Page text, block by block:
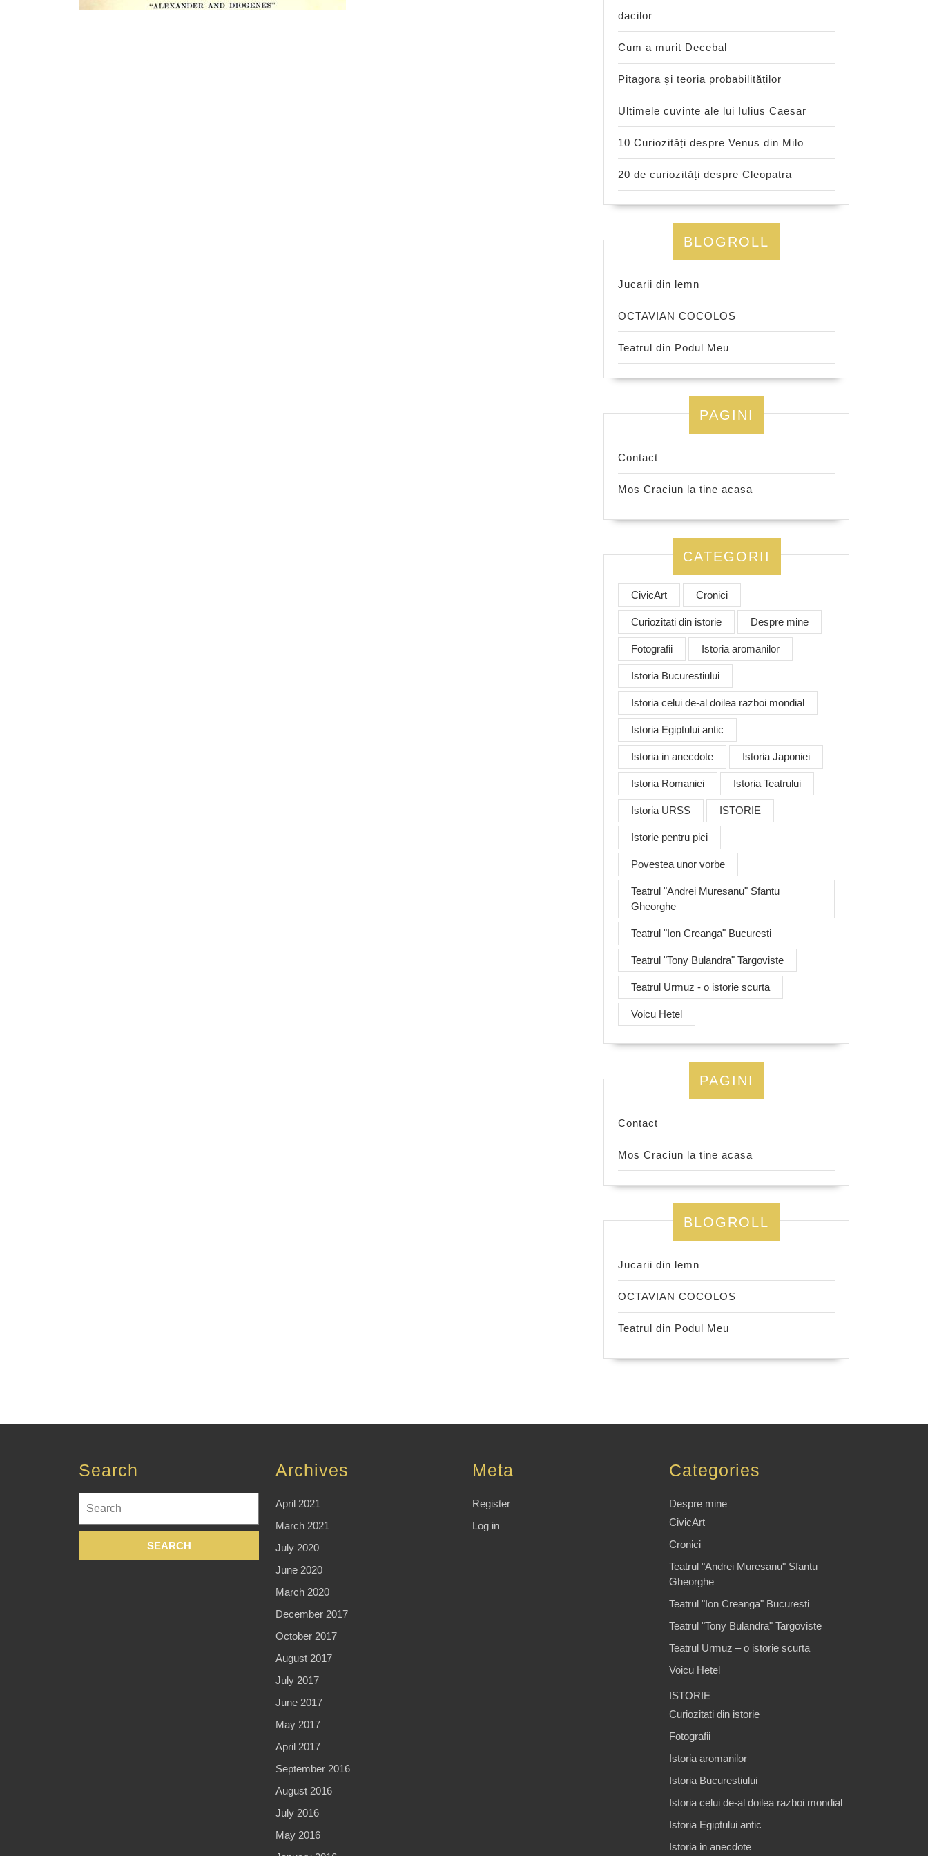
dacilor
Cum a murit Decebal
Pitagora și teoria probabilităților
Ultimele cuvinte ale lui Iulius Caesar
10 Curiozități despre Venus din Milo
20 de curiozități despre Cleopatra
BLOGROLL
Jucarii din lemn
OCTAVIAN COCOLOS
Teatrul din Podul Meu
PAGINI
Contact
Mos Craciun la tine acasa
CATEGORII
CivicArt Cronici
Curiozitati din istorie Despre mine
Fotografii Istoria aromanilor
Istoria Bucurestiului
Istoria celui de-al doilea razboi mondial
Istoria Egiptului antic
Istoria in anecdote Istoria Japoniei
Istoria Romaniei Istoria Teatrului
Istoria URSS ISTORIE
Istorie pentru pici
Povestea unor vorbe
Teatrul "Andrei Muresanu" Sfantu
Gheorghe
Teatrul "Ion Creanga" Bucuresti
Teatrul "Tony Bulandra" Targoviste
Teatrul Urmuz - o istorie scurta
Voicu Hetel
PAGINI
Contact
Mos Craciun la tine acasa
BLOGROLL
Jucarii din lemn
OCTAVIAN COCOLOS
Teatrul din Podul Meu
Search
for:
Archives
April 2021
March 2021
July 2020
June 2020
March 2020
December 2017
October 2017
August 2017
July 2017
June 2017
May 2017
April 2017
September 2016
August 2016
July 2016
May 2016
Meta
Register
Log in
Categories
Despre mine
CivicArt
Cronici
Teatrul "Andrei Muresanu" Sfantu
Gheorghe
Teatrul "Ion Creanga" Bucuresti
Teatrul "Tony Bulandra" Targoviste
Teatrul Urmuz – o istorie scurta
Voicu Hetel
ISTORIE
Curiozitati din istorie
Fotografii
Istoria aromanilor
Istoria Bucurestiului
Istoria celui de-al doilea razboi mondial
Istoria Egiptului antic
Istoria in anecdote